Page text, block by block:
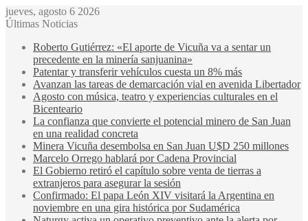
jueves, agosto 6 2026
Últimas Noticias
Roberto Gutiérrez: «El aporte de Vicuña va a sentar un
precedente en la minería sanjuanina»
Patentar y transferir vehículos cuesta un 8% más
Avanzan las tareas de demarcación vial en avenida Libertador
Agosto con música, teatro y experiencias culturales en el
Bicenteario
La confianza que convierte el potencial minero de San Juan
en una realidad concreta
Minera Vicuña desembolsa en San Juan U$D 250 millones
Marcelo Orrego hablará por Cadena Provincial
El Gobierno retiró el capítulo sobre venta de tierras a
extranjeros para asegurar la sesión
Confirmado: El papa León XIV visitará la Argentina en
noviembre en una gira histórica por Sudamérica